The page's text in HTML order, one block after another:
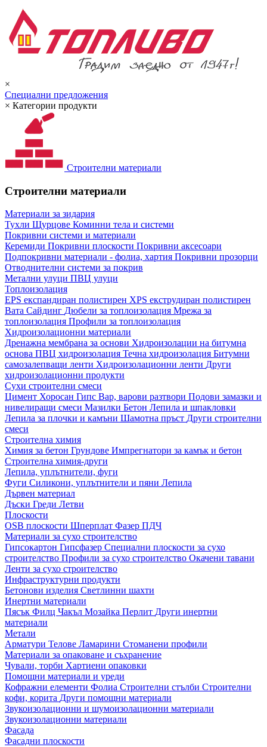
×
Специални предложения
× Категории продукти
Строителни материали
Строителни материали
Материали за зидария
Тухли Щурцове Коминни тела и системи
Покривни системи и материали
Керемиди Покривни плоскости Покривни аксесоари
Подпокривни материали - фолиа, хартия Покривни прозорци
Отводнителни системи за покрив
Метални улуци ПВЦ улуци
Топлоизолация
EPS експандиран полистирен XPS екструдиран полистирен
Вата Сайдинг Дюбели за топлоизолация Мрежа за
топлоизолация Профили за топлоизолация
Хидроизолационни материали
Дренажна мембрана за основи Хидроизолации на битумна
основа ПВЦ хидроизолация Течна хидроизолация Битумни
самозалепващи ленти Хидроизолационни ленти Други
хидроизолационни продукти
Сухи строителни смеси
Цимент Хоросан Гипс Вар, варови разтвори Подови замазки и
нивелиращи смеси Мазилки Бетон Лепила и шпакловки
Лепила за плочки и камъни Шамотна пръст Други строителни
смеси
Строителна химия
Химия за бетон Грундове Импрегнатори за камък и бетон
Строителна химия-други
Лепила, уплътнители, фуги
Фуги Силикони, уплътнители и пяни Лепила
Дървен материал
Дъски Греди Летви
Плоскости
OSB плоскости Шперплат Фазер ПДЧ
Материали за сухо строителство
Гипсокартон Гипсфазер Специални плоскости за сухо
строителство Профили за сухо строителство Окачени тавани
Ленти за сухо строителство
Инфраструктурни продукти
Бетонови изделия Светлинни шахти
Инертни материали
Пясък Филц Чакъл Мозайкa Перлит Други инертни
материали
Метали
Арматури Телове Ламарини Стоманени профили
Материали за опаковане и съхранение
Чували, торби Хартиени опаковки
Помощни материали и уреди
Кофражни елементи Фолиа Строителни стълби Строителни
кофи, корита Други помощни материали
Звукоизолационни и шумоизолационни материали
Звукоизолационни материали
Фасада
Фасадни плоскости